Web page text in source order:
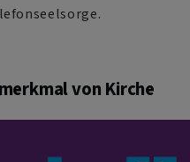
von Kirche